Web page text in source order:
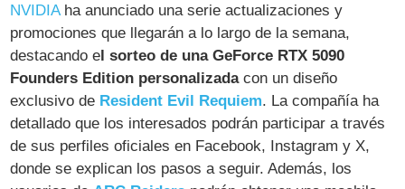
NVIDIAha anunciado una serie actualizaciones y
promociones que llegarán a lo largo de la semana,
destacando el sorteo de una GeForce RTX 5090
Founders Edition personalizadacon un diseño
exclusivo de Resident Evil Requiem. La compañía ha
detallado que los interesados podrán participar a través
de sus perfiles oficiales en Facebook, Instagram y X,
donde se explican los pasos a seguir. Además, los